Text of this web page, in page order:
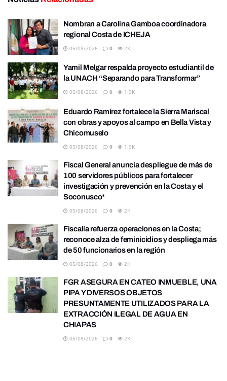
Nombran a Carolina Gamboa coordinadora
regional Costa de ICHEJA
05/08/2026 0 2K
Yamil Melgar respalda proyecto estudiantil de
la UNACH “Separando para Transformar”
05/08/2026 0 1.9K
Eduardo Ramírez fortalece la Sierra Mariscal
con obras y apoyos al campo en Bella Vista y
Chicomuselo
05/08/2026 0 1.9K
Fiscal General anuncia despliegue de más de
100 servidores públicos para fortalecer
investigación y prevención en la Costa y el
Soconusco*
05/08/2026 0 2K
Fiscalía refuerza operaciones en la Costa;
reconoce alza de feminicidios y despliega más
de 50 funcionarios en la región
05/08/2026 0 2K
FGR ASEGURA EN CATEO INMUEBLE, UNA
PIPA Y DIVERSOS OBJETOS
PRESUNTAMENTE UTILIZADOS PARA LA
EXTRACCIÓN ILEGAL DE AGUA EN
CHIAPAS
05/08/2026 0 2K